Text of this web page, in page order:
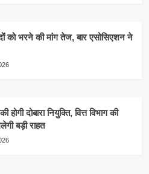
को भरने की मांग तेज, बार एसोसिएशन ने
दोबारा नियुक्ति, वित्त विभाग की
बड़ी राहत